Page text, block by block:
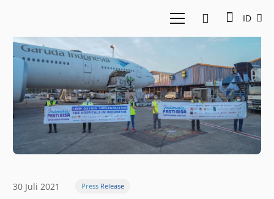
ID
30 Juli 2021 Press Release